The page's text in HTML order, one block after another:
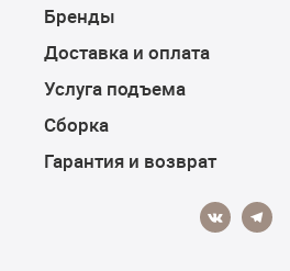
Бренды
Доставка и оплата
Услуга подъема
Сборка
Гарантия и возврат